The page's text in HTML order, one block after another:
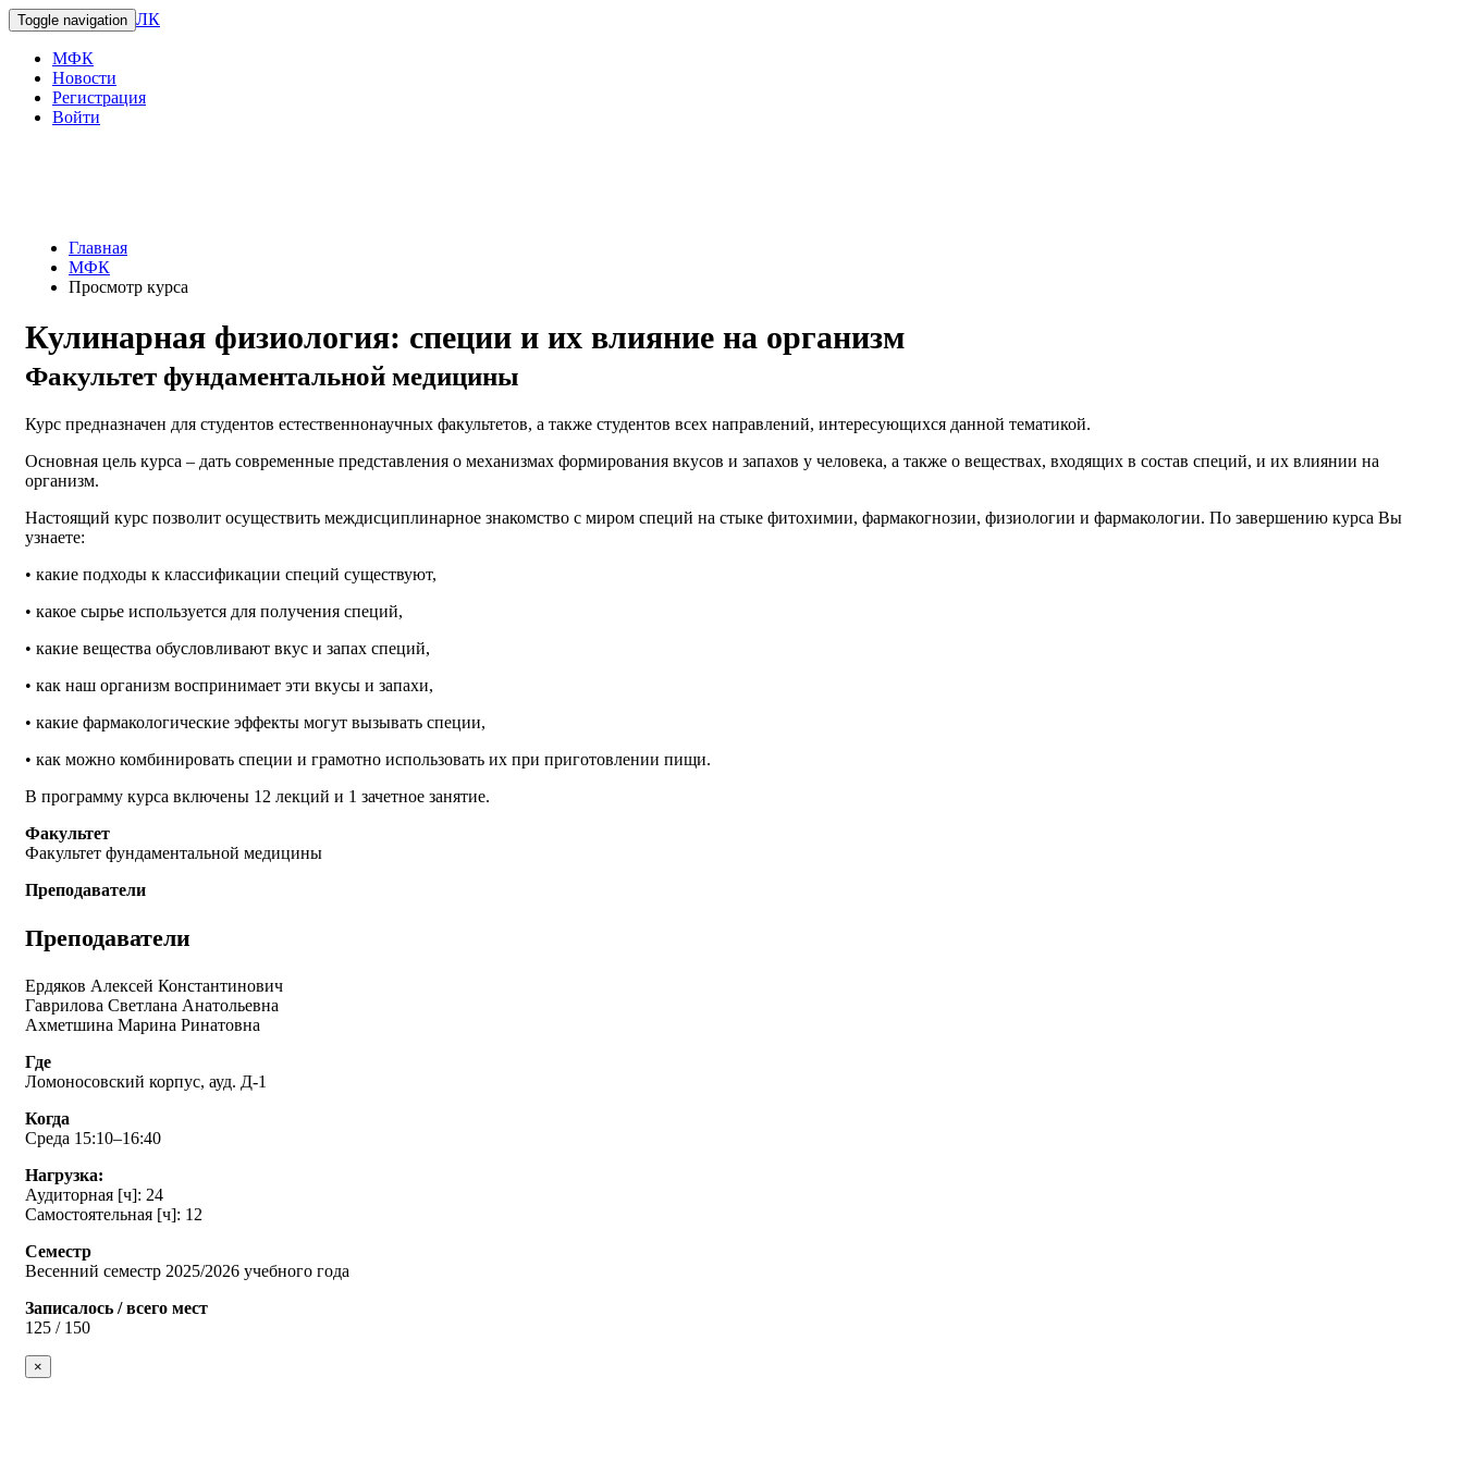
Toggle navigation ЛК
МФК
Новости
Регистрация
Войти
Главная
МФК
Просмотр курса
Кулинарная физиология: специи и их влияние на организм
Факультет фундаментальной медицины
Курс предназначен для студентов естественнонаучных факультетов, а также студентов всех направлений, интересующихся данной тематикой.
Основная цель курса – дать современные представления о механизмах формирования вкусов и запахов у человека, а также о веществах, входящих в состав специй, и их влиянии на
организм.
Настоящий курс позволит осуществить междисциплинарное знакомство с миром специй на стыке фитохимии, фармакогнозии, физиологии и фармакологии. По завершению курса Вы
узнаете:
• какие подходы к классификации специй существуют,
• какое сырье используется для получения специй,
• какие вещества обусловливают вкус и запах специй,
• как наш организм воспринимает эти вкусы и запахи,
• какие фармакологические эффекты могут вызывать специи,
• как можно комбинировать специи и грамотно использовать их при приготовлении пищи.
В программу курса включены 12 лекций и 1 зачетное занятие.
Факультет
Факультет фундаментальной медицины
Преподаватели
Преподаватели
Ердяков Алексей Константинович
Гаврилова Светлана Анатольевна
Ахметшина Марина Ринатовна
Где
Ломоносовский корпус, ауд. Д-1
Когда
Среда 15:10–16:40
Нагрузка:
Аудиторная [ч]: 24
Самостоятельная [ч]: 12
Семестр
Весенний семестр 2025/2026 учебного года
Записалось / всего мест
125 / 150
×